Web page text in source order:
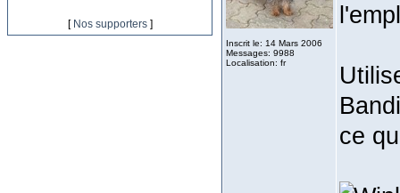
[ Nos supporters]
Inscrit le: 14 Mars 2006
Messages: 9988
Localisation: fr
ce